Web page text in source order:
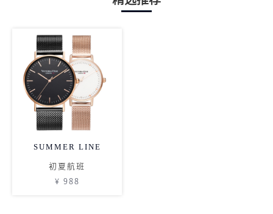
SUMMER LINE
初夏航班
¥ 988